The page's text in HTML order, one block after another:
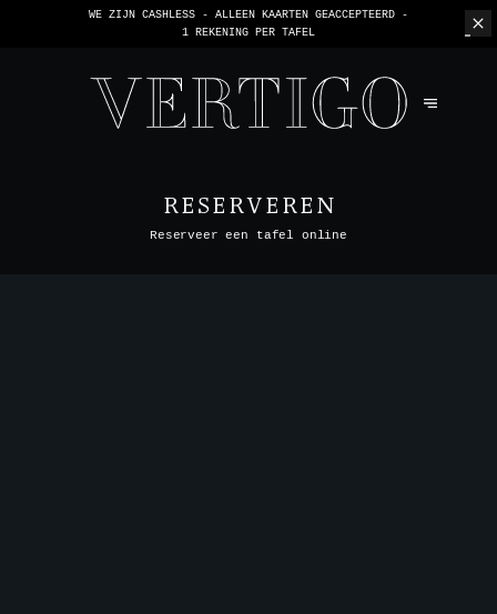
WE ZIJN CASHLESS - ALLEEN KAARTEN GEACCEPTEERD -
1 REKENING PER TAFEL
RESERVEREN
Reserveer een tafel online